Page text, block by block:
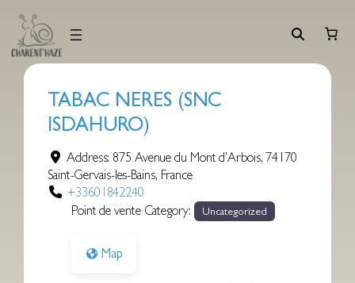
contenu
TABAC NERES (SNC
ISDAHURO)
Address: 875 Avenue du Mont d’Arbois,74170
Saint-Gervais-les-Bains, France
+33601842240
Point de vente Category:
Uncategorized
Map